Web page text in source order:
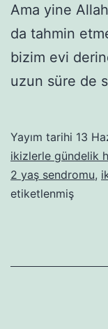
Ama yine
da tahmin
bizim evi
uzun süre de
Yayım tarihi 13
ikizlerle gündelik
2 yaş sendromu,
etiketlenmiş